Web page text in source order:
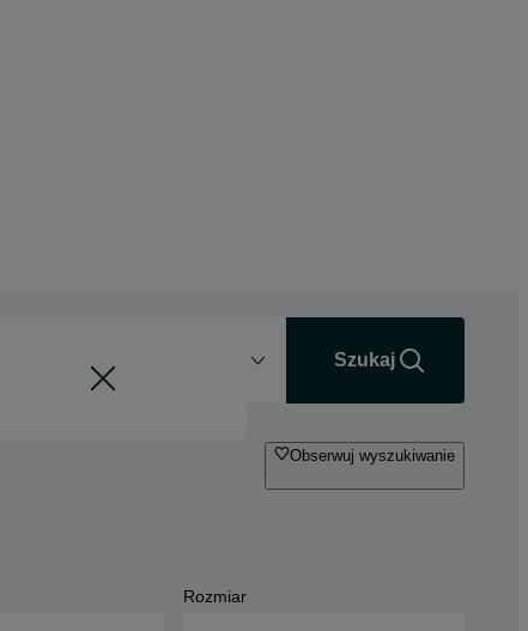
Szukaj
Obserwuj wyszukiwanie
Rozmiar